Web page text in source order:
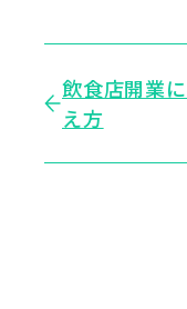
飲食店開業
え方